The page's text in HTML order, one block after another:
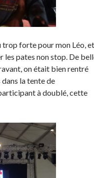
trop forte pour mon Léo, et
les pates non stop. De
on était bien rentré
la tente de
à doublé, cette